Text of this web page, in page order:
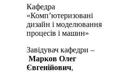
Кафедра
«Комп’ютеризовані
дизайн і моделювання
процесів і машин»
Завідувач кафедри –
Марков Олег
Євгенійович,